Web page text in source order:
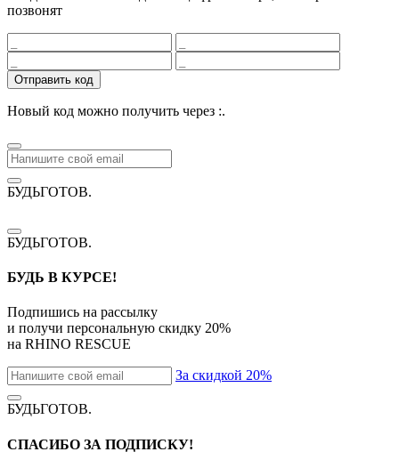
позвонят
Отправить код
Новый код можно получить через :.
БУДЬГОТОВ.
БУДЬГОТОВ.
БУДЬ В КУРСЕ!
Подпишись на рассылку
и получи персональную скидку 20%
на RHINO RESCUE
За скидкой 20%
БУДЬГОТОВ.
СПАСИБО ЗА ПОДПИСКУ!